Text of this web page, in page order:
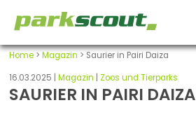
Home> Magazin > Saurier in Pairi Daiza
16.03.2025 | Magazin Zoos und Tierparks
SAURIER IN PAIRI DAIZA